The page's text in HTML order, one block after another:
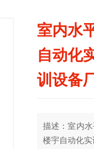
室内水
自动化
训设备
描述：室内
楼宇自动化